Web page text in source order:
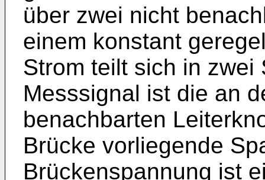
über zwei nicht
einem konstant
Strom teilt sich in zwei
Messsignal ist die an
benachbarten
Brücke vorliegende
Brückenspannung ist